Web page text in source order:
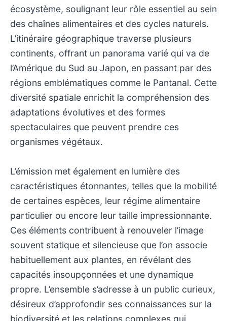
écosystème, soulignant leur rôle essentiel au sein
des chaînes alimentaires et des cycles naturels.
L’itinéraire géographique traverse plusieurs
continents, offrant un panorama varié qui va de
l’Amérique du Sud au Japon, en passant par des
régions emblématiques comme le Pantanal. Cette
diversité spatiale enrichit la compréhension des
adaptations évolutives et des formes
spectaculaires que peuvent prendre ces
organismes végétaux.
L’émission met également en lumière des
caractéristiques étonnantes, telles que la mobilité
de certaines espèces, leur régime alimentaire
particulier ou encore leur taille impressionnante.
Ces éléments contribuent à renouveler l’image
souvent statique et silencieuse que l’on associe
habituellement aux plantes, en révélant des
capacités insoupçonnées et une dynamique
propre. L’ensemble s’adresse à un public curieux,
désireux d’approfondir ses connaissances sur la
biodiversité et les relations complexes qui